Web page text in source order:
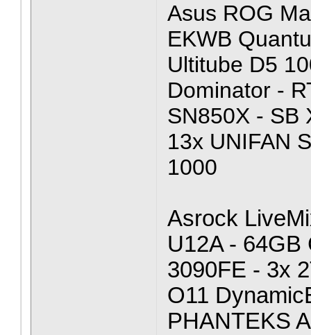
Asus ROG
EKWB
Ultitube D5
Dominator -
SN850X - SB
13x UNIFAN
1000
Asrock
U12A - 64GB
3090FE - 3x
O11
PHANTEKS